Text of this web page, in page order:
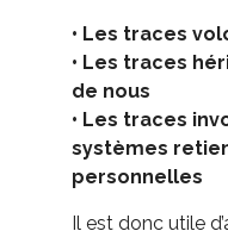
• Les traces
• Les traces
de nous
• Les traces
systèmes
personnelles
Il est donc utile